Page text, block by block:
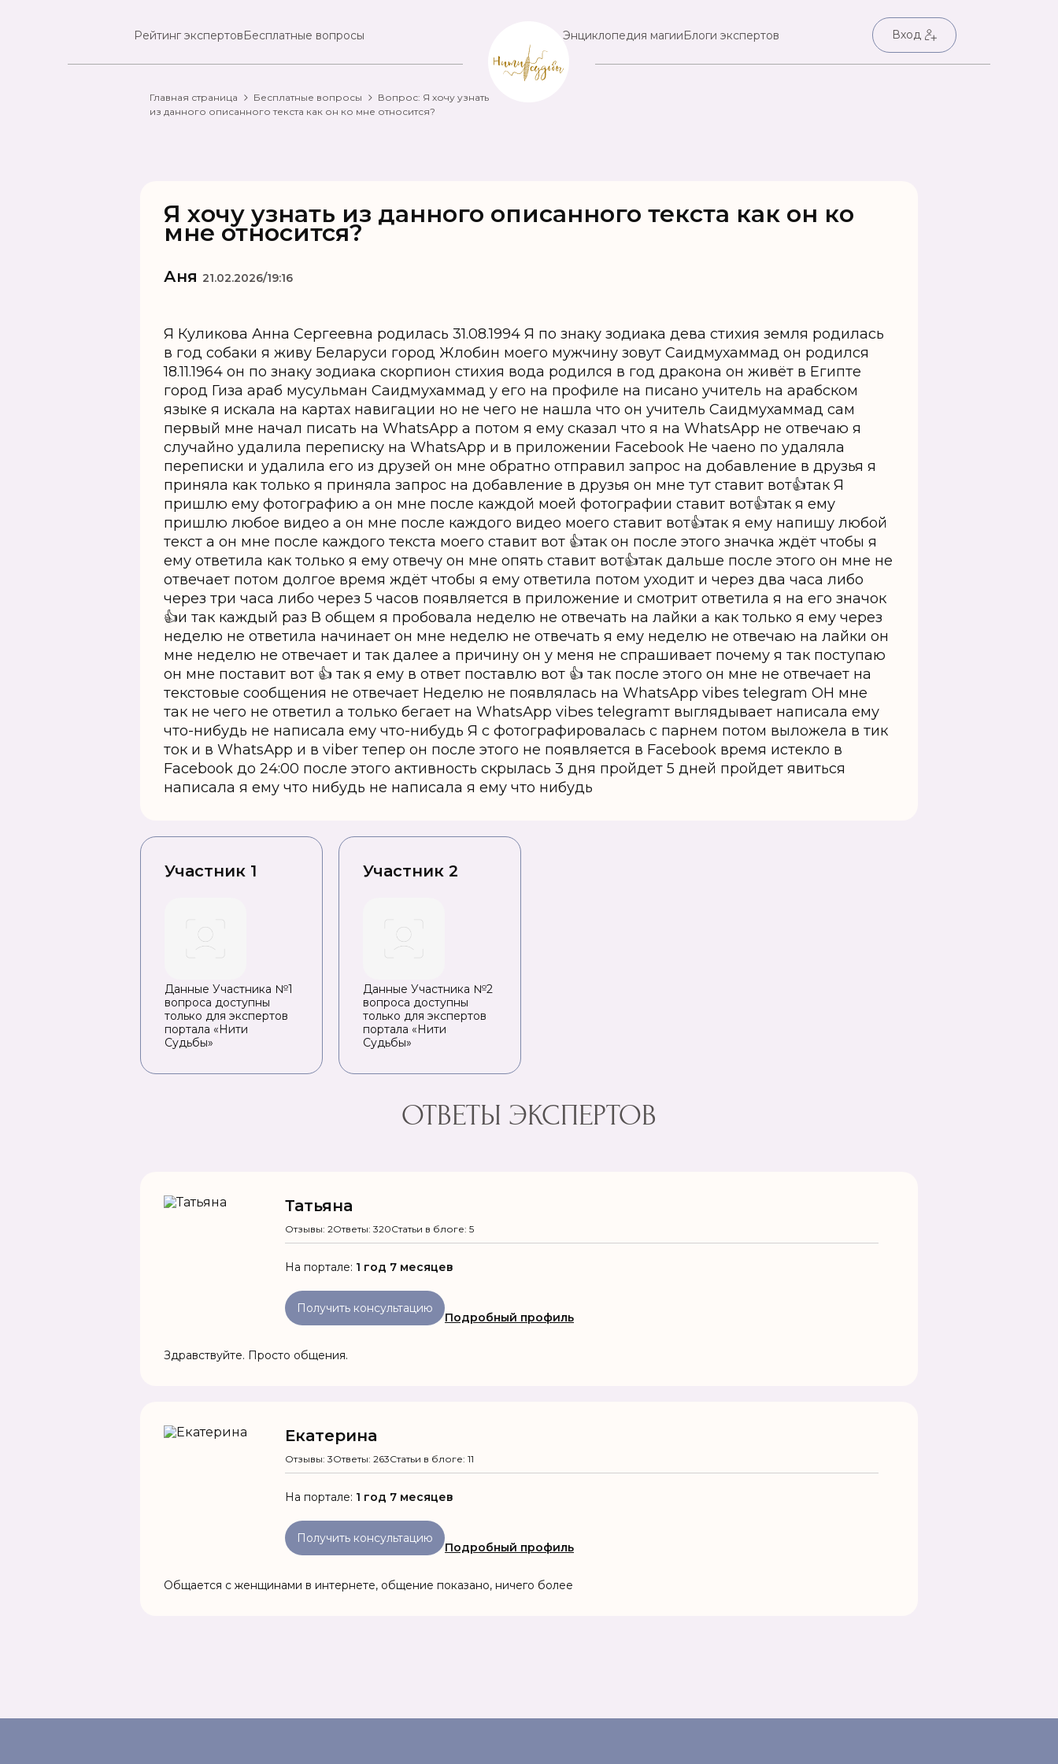
Рейтинг экспертовБесплатные вопросы Энциклопедия магииБлоги экспертов Вход
Главная страница Бесплатные вопросы
Вопрос: Я хочу узнать
из данного описанного текста как он ко мне относится?
Я хочу узнать из данного описанного текста как он ко
мне относится?
Аня 21.02.2026/19:16
Я Куликова Анна Сергеевна родилась 31.08.1994 Я по знаку зодиака дева стихия земля родилась
в год собаки я живу Беларуси город Жлобин моего мужчину зовут Саидмухаммад он родился
18.11.1964 он по знаку зодиака скорпион стихия вода родился в год дракона он живёт в Египте
город Гиза араб мусульман Саидмухаммад у его на профиле на писано учитель на арабском
языке я искала на картах навигации но не чего не нашла что он учитель Саидмухаммад сам
первый мне начал писать на WhatsApp а потом я ему сказал что я на WhatsApp не отвечаю я
случайно удалила переписку на WhatsApp и в приложении Facebook Не чаено по удаляла
переписки и удалила его из друзей он мне обратно отправил запрос на добавление в друзья я
приняла как только я приняла запрос на добавление в друзья он мне тут ставит вот👍так Я
пришлю ему фотографию а он мне после каждой моей фотографии ставит вот👍так я ему
пришлю любое видео а он мне после каждого видео моего ставит вот👍так я ему напишу любой
текст а он мне после каждого текста моего ставит вот 👍так он после этого значка ждёт чтобы я
ему ответила как только я ему отвечу он мне опять ставит вот👍так дальше после этого он мне не
отвечает потом долгое время ждёт чтобы я ему ответила потом уходит и через два часа либо
через три часа либо через 5 часов появляется в приложение и смотрит ответила я на его значок
👍и так каждый раз В общем я пробовала неделю не отвечать на лайки а как только я ему через
неделю не ответила начинает он мне неделю не отвечать я ему неделю не отвечаю на лайки он
мне неделю не отвечает и так далее а причину он у меня не спрашивает почему я так поступаю
он мне поставит вот 👍 так я ему в ответ поставлю вот 👍 так после этого он мне не отвечает на
текстовые сообщения не отвечает Неделю не появлялась на WhatsApp vibes telegram OH мне
так не чего не ответил а только бегает на WhаtsАрр vіЬеs tеlеgrаmт выглядывает написала ему
что-нибудь не написала ему что-нибудь Я с фотографировалась с парнем потом выложела в тик
ток и в WhаtsАрр и в viber тепер он после этого не появляется в Facebook время истекло в
Facebook до 24:00 после этого активность скрылась 3 дня пройдет 5 дней пройдет явиться
написала я ему что нибудь не написала я ему что нибудь
Участник 1
Данные Участника №1
вопроса доступны
только для экспертов
портала «Нити
Судьбы»
Участник 2
Данные Участника №2
вопроса доступны
только для экспертов
портала «Нити
Судьбы»
ОТВЕТЫ ЭКСПЕРТОВ
Татьяна
Отзывы: 2Ответы: 320Статьи в блоге: 5
На портале: 1 год 7 месяцев
Получить консультацию
Подробный профиль
Здравствуйте. Просто общения.
Екатерина
Отзывы: 3Ответы: 263Статьи в блоге: 11
На портале: 1 год 7 месяцев
Получить консультацию
Подробный профиль
Общается с женщинами в интернете, общение показано, ничего более